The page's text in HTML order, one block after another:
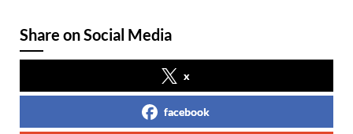
Share on Social Media
x
facebook